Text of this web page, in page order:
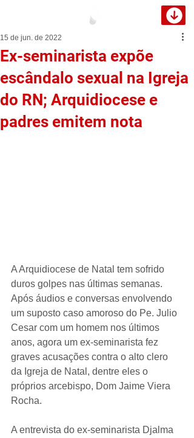
Ex-seminarista expõe
escândalo sexual na Igreja
do RN; Arquidiocese e
padres emitem nota
15 de jun. de 2022
A Arquidiocese de Natal tem sofrido
duros golpes nas últimas semanas.
Após áudios e conversas envolvendo
um suposto caso amoroso do Pe. Julio
Cesar com um homem nos últimos
anos, agora um ex-seminarista fez
graves acusações contra o alto clero
da Igreja de Natal, dentre eles o
próprios arcebispo, Dom Jaime Viera
Rocha.
A entrevista do ex-seminarista Djalma